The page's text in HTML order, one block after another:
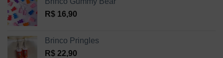
R$ 16,90
Brinco Pringles
R$ 22,90